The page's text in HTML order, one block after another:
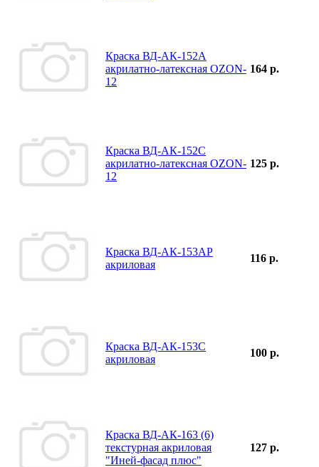
Краска ВД-АК-152А
акрилатно-латексная OZON-
12
164 р.
Краска ВД-АК-152С
акрилатно-латексная OZON-
12
125 р.
Краска ВД-АК-153АР
акриловая
116 р.
Краска ВД-АК-153С
акриловая
100 р.
Краска ВД-АК-163 (6)
текстурная акриловая
"Иней-фасад плюс"
127 р.